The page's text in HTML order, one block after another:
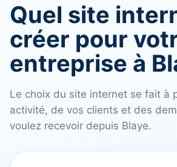
Quel site
créer pour
entreprise à
Le choix du site internet se fait à
activité, de vos clients et des
voulez recevoir depuis Blaye.